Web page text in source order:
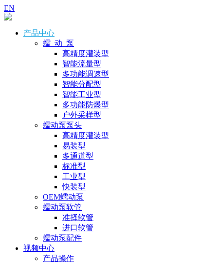
EN
产品中心
蠕 动 泵
高精度灌装型
智能流量型
多功能调速型
智能分配型
智能工业型
多功能防爆型
户外采样型
蠕动泵泵头
高精度灌装型
易装型
多通道型
标准型
工业型
快装型
OEM蠕动泵
蠕动泵软管
准择软管
进口软管
蠕动泵配件
视频中心
产品操作